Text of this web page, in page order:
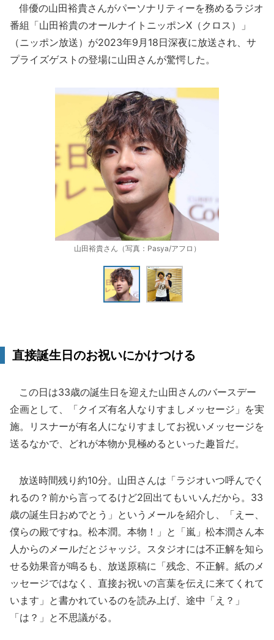
俳優の山田裕貴さんがパーソナリティーを務めるラジオ
番組「山田裕貴のオールナイトニッポンX（クロス）」
（ニッポン放送）が2023年9月18日深夜に放送され、サ
プライズゲストの登場に山田さんが驚愕した。
山田裕貴さん（写真：Pasya/アフロ）
直接誕生日のお祝いにかけつける
この日は33歳の誕生日を迎えた山田さんのバースデー
企画として、「クイズ有名人なりすましメッセージ」を実
施。リスナーが有名人になりすましてお祝いメッセージを
送るなかで、どれが本物か見極めるといった趣旨だ。
放送時間残り約10分。山田さんは「ラジオいつ呼んでく
れるの？前から言ってるけど2回出てもいいんだから。33
歳の誕生日おめでとう」というメールを紹介し、「えー、
僕らの殿ですね。松本潤。本物！」と「嵐」松本潤さん本
人からのメールだとジャッジ。スタジオには不正解を知ら
せる効果音が鳴るも、放送原稿に「残念、不正解。紙のメ
ッセージではなく、直接お祝いの言葉を伝えに来てくれて
います」と書かれているのを読み上げ、途中「え？」
「は？」と不思議がる。